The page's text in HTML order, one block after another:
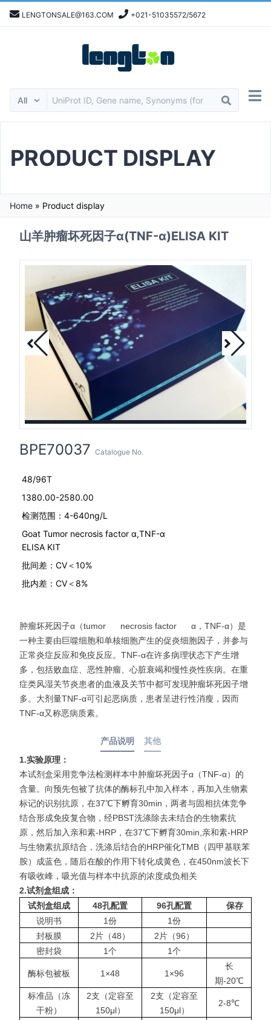
LENGTONSALE@163.COM +021-51035572/5672
PRODUCT DISPLAY
Home » Product display
山羊肿瘤坏死因子α(TNF-α)ELISA KIT
BPE70037 Catalogue No.
48/96T
1380.00-2580.00
检测范围：4-640ng/L
Goat Tumor necrosis factor α,TNF-α
ELISA KIT
批间差：CV＜10%
批内差：CV＜8%
肿瘤坏死因子α（tumor necrosis factor α，TNF-α）是
一种主要由巨噬细胞和单核细胞产生的促炎细胞因子，并参与
正常炎症反应和免疫反应。TNF-α在许多病理状态下产生增
多，包括败血症、恶性肿瘤、心脏衰竭和慢性炎性疾病。在重
症类风湿关节炎患者的血液及关节中都可发现肿瘤坏死因子增
多。大剂量TNF-α可引起恶病质，患者呈进行性消瘦，因而
TNF-α又称恶病质素。
产品说明 其他
1.实验原理：
本试剂盒采用竞争法检测样本中肿瘤坏死因子α（TNF-α）的
含量。向预先包被了抗体的酶标孔中加入样本，再加入生物素
标记的识别抗原，在37℃下孵育30min，两者与固相抗体竞争
结合形成免疫复合物，经PBST洗涤除去未结合的生物素抗
原，然后加入亲和素-HRP，在37℃下孵育30min,亲和素-HRP
与生物素抗原结合，洗涤后结合的HRP催化TMB（四甲基联苯
胺）成蓝色，随后在酸的作用下转化成黄色，在450nm波长下
有吸收峰，吸光值与样本中抗原的浓度成负相关
2.试剂盒组成：
试剂盒组成
48孔配置 96孔配置
保存
说明书
1份
1份
封板膜
2片（48）
2片（96）
密封袋
1个 1个
酶标包被板 1×48 1×96
长
期-20℃
标准品（冻
干粉）
2支（定容至
150μl）
2支（定容至
150μl）
2-8℃